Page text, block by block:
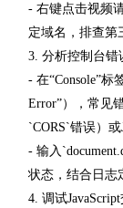
- 右键点击视频
定域名，排查第
3. 分析控制台错
- 在“Console”标
Error”），常见
`CORS`错误）或
- 输入
状态，结合日志
4. 调试